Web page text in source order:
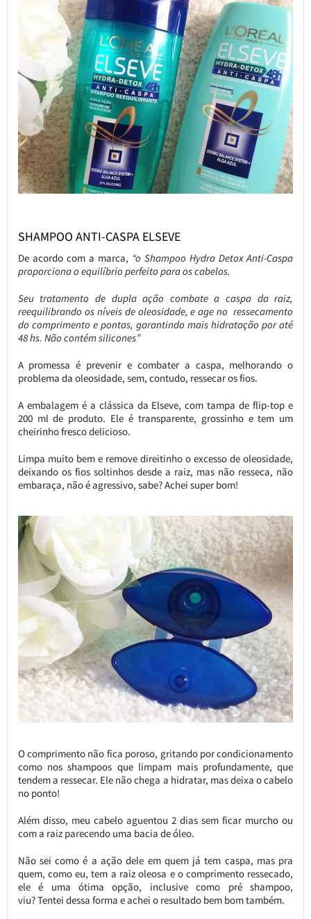
SHAMPOO ANTI-CASPA ELSEVE
De acordo com a marca, “o Shampoo Hydra Detox Anti-Caspa
proporciona o equilíbrio perfeito para os cabelos.
Seu tratamento de dupla ação combate a caspa da raiz,
reequilibrando os níveis de oleosidade, e age no ressecamento
do comprimento e pontas, garantindo mais hidratação por até
48 hs. Não contém silicones”
A promessa é prevenir e combater a caspa, melhorando o
problema da oleosidade, sem, contudo, ressecar os fios.
A embalagem é a clássica da Elseve, com tampa de flip-top e
200 ml de produto. Ele é transparente, grossinho e tem um
cheirinho fresco delicioso.
Limpa muito bem e remove direitinho o excesso de oleosidade,
deixando os fios soltinhos desde a raiz, mas não resseca, não
embaraça, não é agressivo, sabe? Achei super bom!
O comprimento não fica poroso, gritando por condicionamento
como nos shampoos que limpam mais profundamente, que
tendem a ressecar. Ele não chega a hidratar, mas deixa o cabelo
no ponto!
Além disso, meu cabelo aguentou 2 dias sem ficar murcho ou
com a raiz parecendo uma bacia de óleo.
Não sei como é a ação dele em quem já tem caspa, mas pra
quem, como eu, tem a raiz oleosa e o comprimento ressecado,
ele é uma ótima opção, inclusive como pré shampoo,
viu? Tentei dessa forma e achei o resultado bem bom também.